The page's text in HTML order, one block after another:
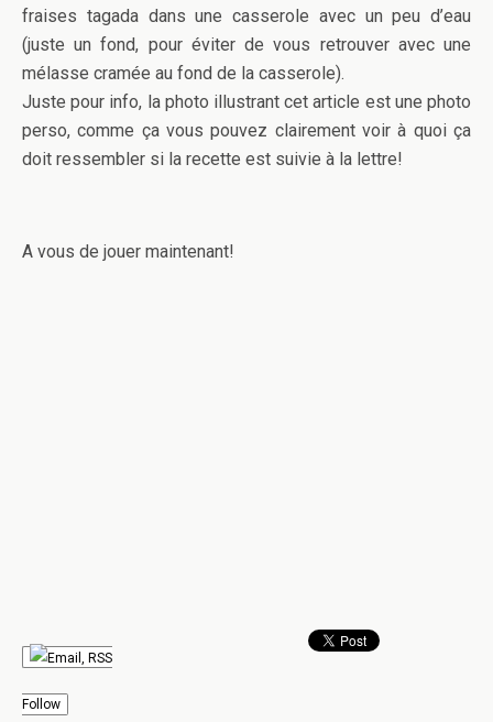
fraises tagada dans une casserole avec un peu d’eau
(juste un fond, pour éviter de vous retrouver avec une
mélasse cramée au fond de la casserole).
Juste pour info, la photo illustrant cet article est une photo
perso, comme ça vous pouvez clairement voir à quoi ça
doit ressembler si la recette est suivie à la lettre!
A vous de jouer maintenant!
Follow